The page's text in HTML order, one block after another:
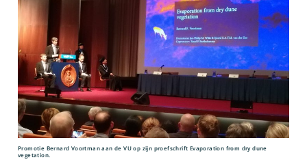
Promotie Bernard Voortman aan de VU op zijn proefschrift Evaporation from dry dune
vegetation.